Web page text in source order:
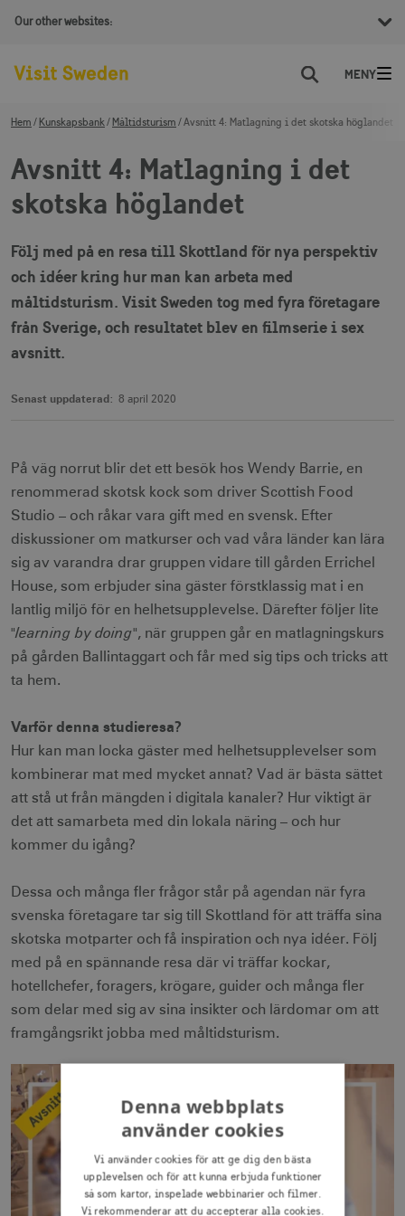
Our other websites:
Sök
Hem Kunskapsbank Måltidsturism Avsnitt 4: Matlagning i det skotska höglandet
Avsnitt 4: Matlagning i det
skotska höglandet
Följ med på en resa till Skottland för nya perspektiv
och idéer kring hur man kan arbeta med
måltidsturism. Visit Sweden tog med fyra företagare
från Sverige, och resultatet blev en filmserie i sex
avsnitt.
Senast uppdaterad: 8 april 2020
På väg norrut blir det ett besök hos Wendy Barrie, en
renommerad skotsk kock som driver Scottish Food
Studio – och råkar vara gift med en svensk. Efter
diskussioner om matkurser och vad våra länder kan lära
sig av varandra drar gruppen vidare till gården Errichel
House, som erbjuder sina gäster förstklassig mat i en
lantlig miljö för en helhetsupplevelse. Därefter följer lite
"learning by doing", när gruppen går en matlagningskurs
på gården Ballintaggart och får med sig tips och tricks att
ta hem.
Varför denna studieresa?
Hur kan man locka gäster med helhetsupplevelser som
kombinerar mat med mycket annat? Vad är bästa sättet
att stå ut från mängden i digitala kanaler? Hur viktigt är
det att samarbeta med din lokala näring – och hur
kommer du igång?
Dessa och många fler frågor står på agendan när fyra
svenska företagare tar sig till Skottland för att träffa sina
skotska motparter och få inspiration och nya idéer. Följ
med på en spännande resa där vi träffar kockar,
hotellchefer, foragers, krögare, guider och många fler
som delar med sig av sina insikter och lärdomar om att
framgångsrikt jobba med måltidsturism.
Denna webbplats
använder cookies
Vi använder cookies för att ge dig den bästa
upplevelsen och för att kunna erbjuda funktioner
så som kartor, inspelade webbinarier och filmer.
Vi rekommenderar att du accepterar alla cookies.